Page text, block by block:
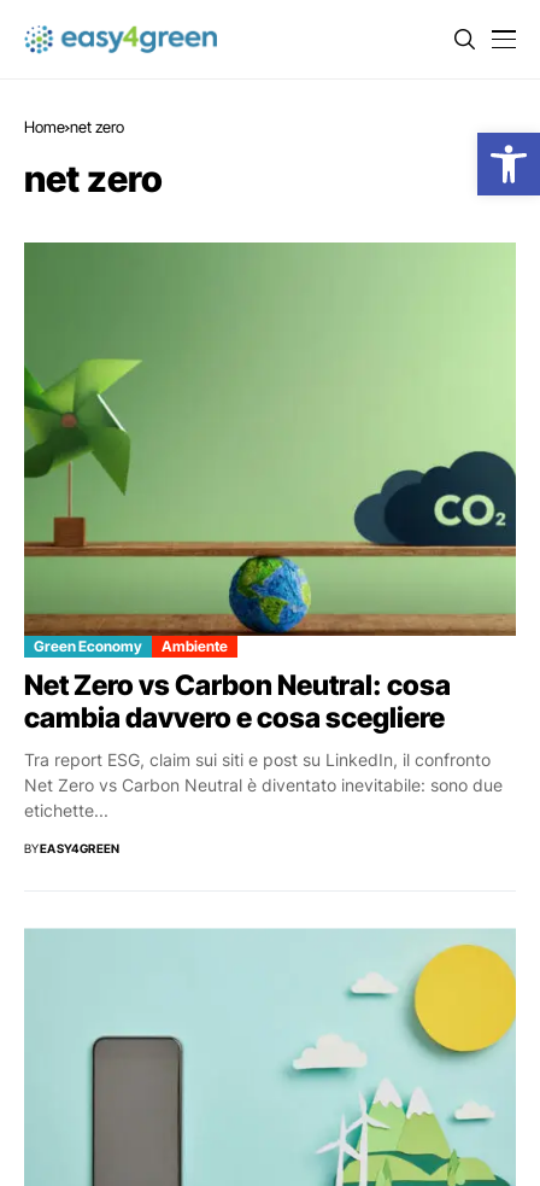
Home net zero
net zero
Green Economy Ambiente
Net Zero vs Carbon Neutral: cosa
cambia davvero e cosa scegliere
Tra report ESG, claim sui siti e post su LinkedIn, il confronto
Net Zero vs Carbon Neutral è diventato inevitabile: sono due
etichette...
BYEASY4GREEN